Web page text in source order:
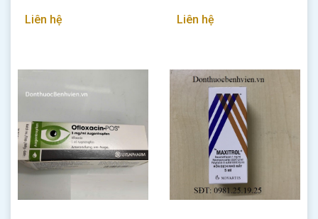
Liên hệ Liên hệ